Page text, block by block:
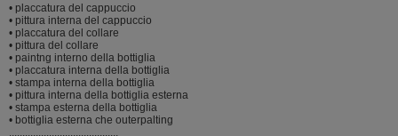
• placcatura del cappuccio
• pittura interna del cappuccio
• placcatura del collare
• pittura del collare
• paintng interno della bottiglia
• placcatura interna della bottiglia
• stampa interna della bottiglia
• pittura interna della bottiglia esterna
• stampa esterna della bottiglia
• bottiglia esterna che outerpalting
.........................................